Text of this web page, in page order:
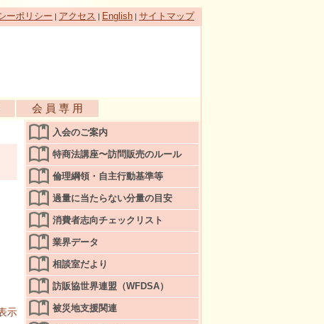
ーポリシー | アクセス | English | サイトマップ
会 員 専 用
示
入会のご案内
特商法講座〜訪問販売のルール
倫理綱領・自主行動基準等
過量に当たらない分量の目安
消費者志向チェックリスト
業界データ
相談室だより
訪販協世界連盟（WFDSA）
被災地支援関連